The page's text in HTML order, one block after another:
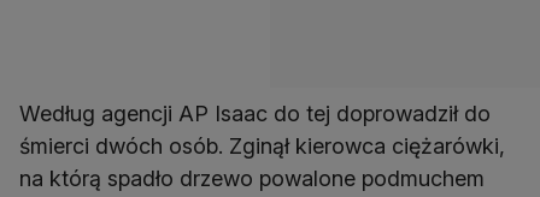
Według agencji AP Isaac do tej doprowadził do
śmierci dwóch osób. Zginął kierowca ciężarówki,
na którą spadło drzewo powalone podmuchem